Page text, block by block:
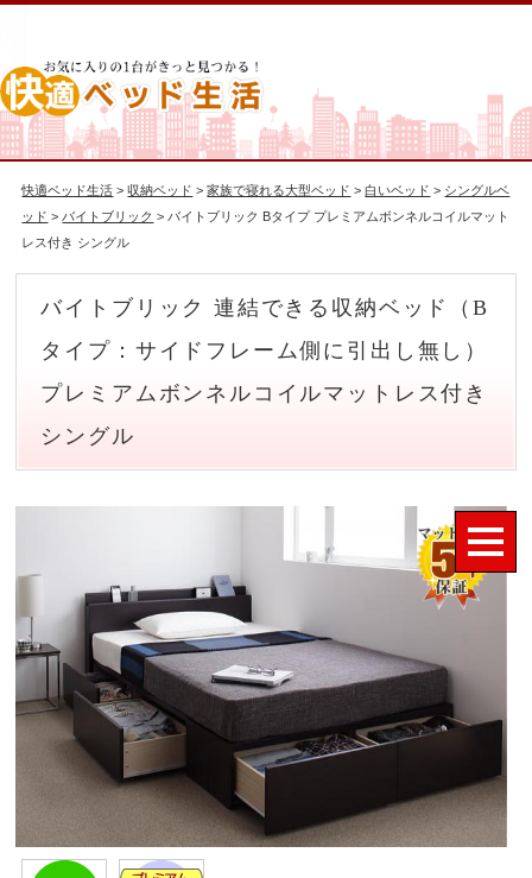
快適ベッド生活 >収納ベッド >家族で寝れる大型ベッド >白いベッド > シングルベ
ッド >バイトブリック > バイトブリック Bタイプ プレミアムボンネルコイルマット
レス付き シングル
バイトブリック 連結できる収納ベッド（B
タイプ：サイドフレーム側に引出し無し）
プレミアムボンネルコイルマットレス付き
シングル